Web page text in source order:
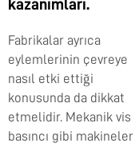
kazanımları.
Fabrikalar ayrıca
eylemlerinin çevreye
nasıl etki ettiği
konusunda da dikkat
etmelidir. Mekanik vis
basıncı gibi makineler